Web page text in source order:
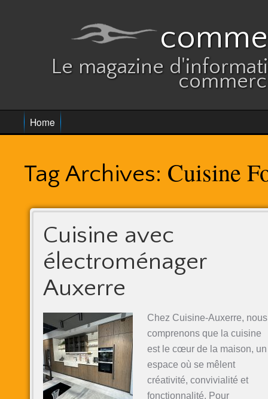
Le magazine
Home
Tag Archives: Cuisine
Cuisine avec
électroménager
Auxerre
Chez Cuisine-Auxerre, nous
comprenons que la cuisine
est le cœur de la maison, un
espace où se mêlent
créativité, convivialité et
fonctionnalité. Pour